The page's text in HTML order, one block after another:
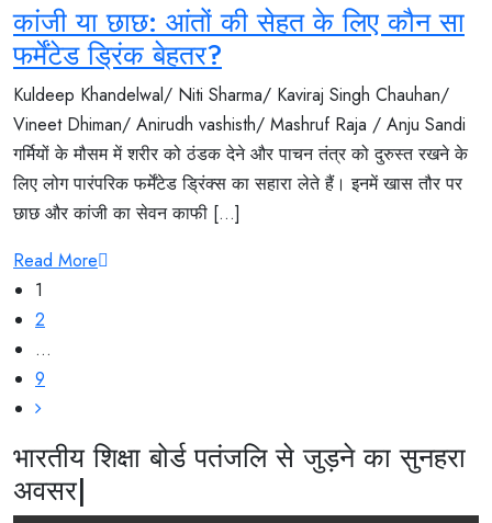
कांजी या छाछ: आंतों की सेहत के लिए कौन सा
फर्मेंटेड ड्रिंक बेहतर?
Kuldeep Khandelwal/ Niti Sharma/ Kaviraj Singh Chauhan/
Vineet Dhiman/ Anirudh vashisth/ Mashruf Raja / Anju Sandi
गर्मियों के मौसम में शरीर को ठंडक देने और पाचन तंत्र को दुरुस्त रखने के
लिए लोग पारंपरिक फर्मेंटेड ड्रिंक्स का सहारा लेते हैं। इनमें खास तौर पर
छाछ और कांजी का सेवन काफी [...]
Read More
Posts
navigation
1
2
…
9
भारतीय शिक्षा बोर्ड पतंजलि से जुड़ने का सुनहरा
अवसर|